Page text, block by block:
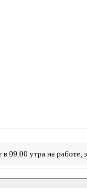
09.00 утpа на pаботе,